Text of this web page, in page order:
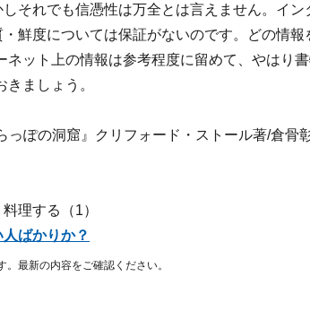
それでも信憑性は万全とは言えません。イン
鮮度については保証がないのです。どの情
ネット上の情報は参考程度に留めて、やはり
きましょう。
っぽの洞窟』クリフォード・ストール著/倉骨
理する（1）
ばかりか？
最新の内容をご確認ください。